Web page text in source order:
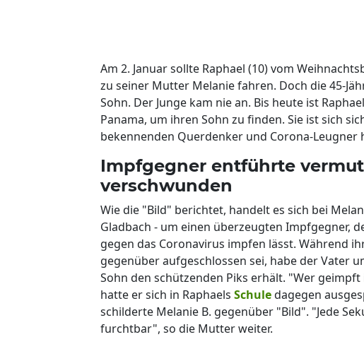
Am 2. Januar sollte Raphael (10) vom
zu seiner Mutter Melanie fahren. Doch die 45-
Sohn. Der Junge kam nie an. Bis heute ist
Panama, um ihren Sohn zu finden. Sie ist sich
bekennenden Querdenker und Corona-
Impfgegner entführte
verschwunden
Wie die "Bild" berichtet, handelt es sich bei
Gladbach - um einen überzeugten Impfgegner,
gegen das Coronavirus impfen lässt. Während
gegenüber aufgeschlossen sei, habe der Vater
Sohn den schützenden Piks erhält. "Wer
hatte er sich in Raphaels Schuledagegen
schilderte Melanie B. gegenüber "Bild". "Jede
furchtbar", so die Mutter weiter.